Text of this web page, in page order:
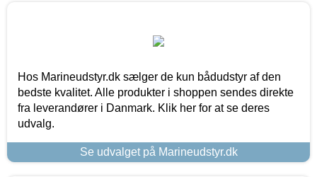
Hos Marineudstyr.dk sælger de kun bådudstyr af den
bedste kvalitet. Alle produkter i shoppen sendes direkte
fra leverandører i Danmark. Klik her for at se deres
udvalg.
Se udvalget på Marineudstyr.dk